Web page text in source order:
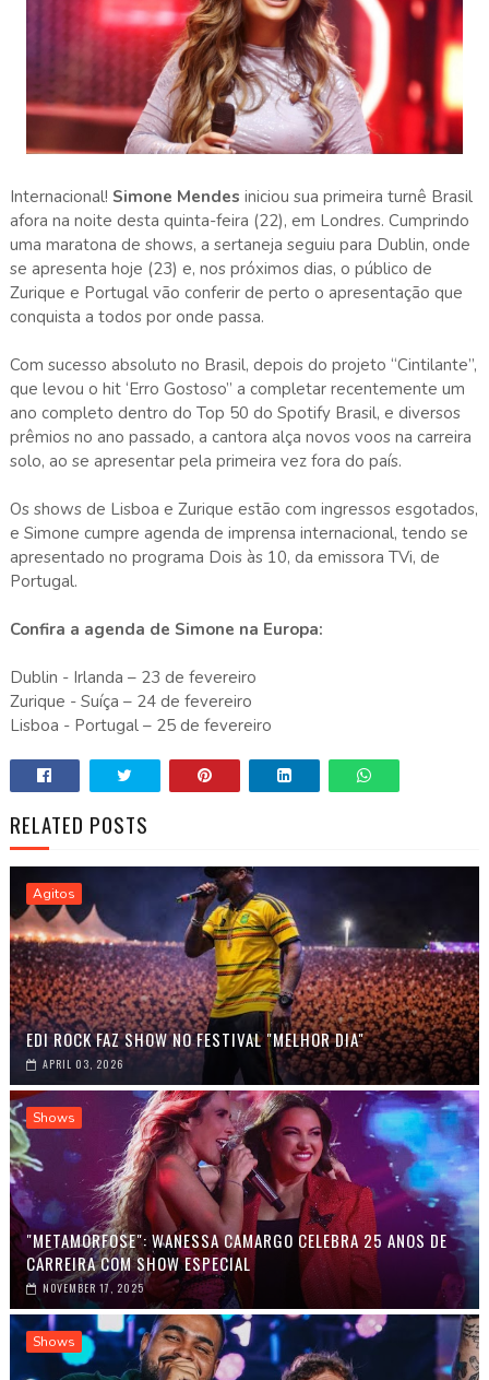
Internacional! Simone Mendes iniciou sua primeira turnê Brasil
afora na noite desta quinta-feira (22), em Londres. Cumprindo
uma maratona de shows, a sertaneja seguiu para Dublin, onde
se apresenta hoje (23) e, nos próximos dias, o público de
Zurique e Portugal vão conferir de perto o apresentação que
conquista a todos por onde passa.
Com sucesso absoluto no Brasil, depois do projeto “Cintilante”,
que levou o hit ‘Erro Gostoso” a completar recentemente um
ano completo dentro do Top 50 do Spotify Brasil, e diversos
prêmios no ano passado, a cantora alça novos voos na carreira
solo, ao se apresentar pela primeira vez fora do país.
Os shows de Lisboa e Zurique estão com ingressos esgotados,
e Simone cumpre agenda de imprensa internacional, tendo se
apresentado no programa Dois às 10, da emissora TVi, de
Portugal.
Confira a agenda de Simone na Europa:
Dublin - Irlanda – 23 de fevereiro
Zurique - Suíça – 24 de fevereiro
Lisboa - Portugal – 25 de fevereiro
RELATED POSTS
Agitos
EDI ROCK FAZ SHOW NO FESTIVAL "MELHOR DIA"
APRIL 03, 2026
Shows
"METAMORFOSE": WANESSA CAMARGO CELEBRA 25 ANOS DE
CARREIRA COM SHOW ESPECIAL
NOVEMBER 17, 2025
Shows